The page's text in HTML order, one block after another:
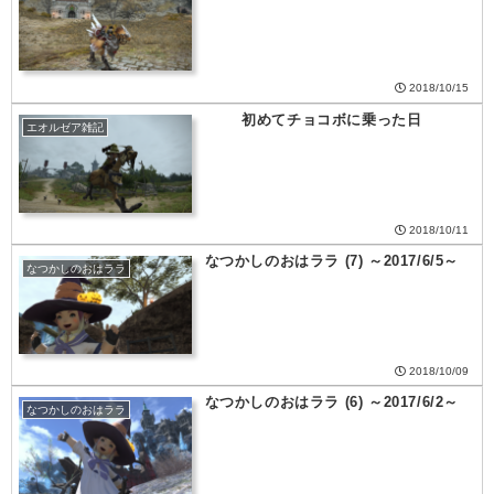
2018/10/15
エオルゼア雑記 初めてチョコボに乗った日
2018/10/11
なつかしのおはララ なつかしのおはララ (7) ～2017/6/5～
2018/10/09
なつかしのおはララ なつかしのおはララ (6) ～2017/6/2～